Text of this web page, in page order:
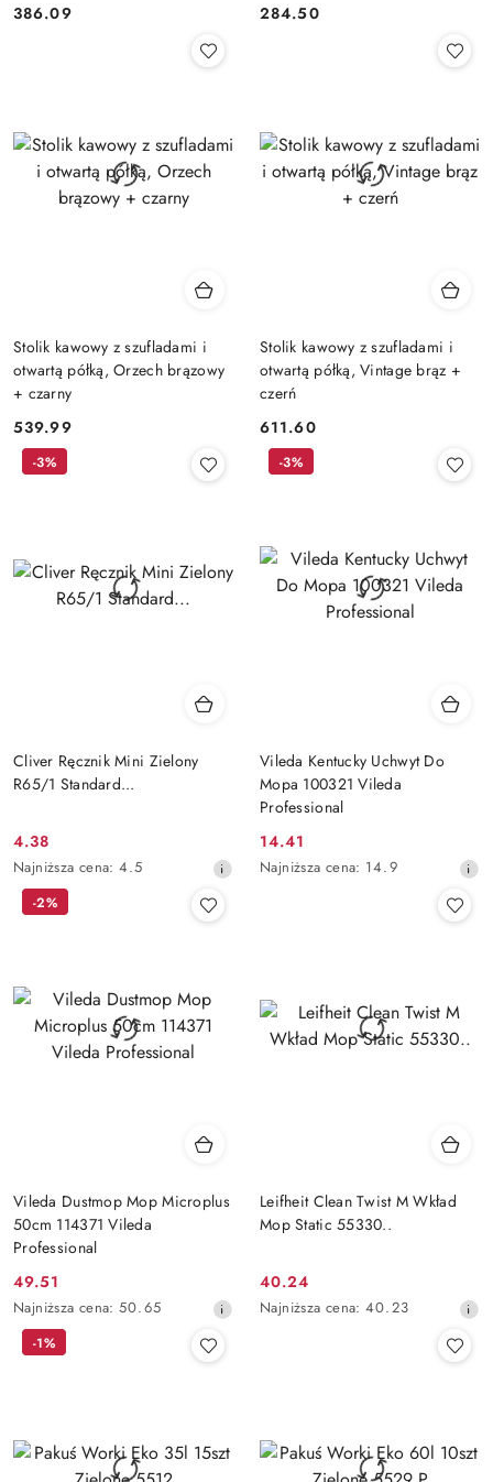
Cena:
386.09 Cena:
284.50
Stolik kawowy z szufladami i
otwartą półką, Orzech brązowy
+ czarny
Cena:
539.99
Stolik kawowy z szufladami i
otwartą półką, Vintage brąz +
czerń
Cena:
611.60
Cliver Ręcznik Mini Zielony
R65/1 Standard...
Cena
promocyjna:
4.38
Najniższa
cena
obniżką
Najniższa cena: 4.5
-3%
Vileda Kentucky Uchwyt Do
Mopa 100321 Vileda
Professional
Cena
promocyjna:
14.41
Najniższa
Najniższa cena: 14.9
-3%
Vileda Dustmop Mop Microplus
50cm 114371 Vileda
Professional
Cena
promocyjna:
49.51
Najniższa
cena
Najniższa cena: 50.65
-2%
Leifheit Clean Twist M Wkład
Mop Static 55330..
Cena
promocyjna:
40.24
Najniższa
Najniższa cena: 40.23
-1%